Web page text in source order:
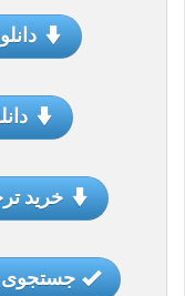
خرید
جستجوی